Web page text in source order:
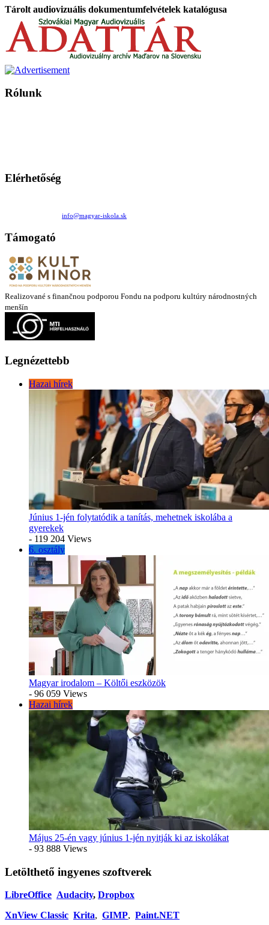
Tárolt audiovizuális dokumentumfelvételek katalógusa
Rólunk
Elérhetőség
info@magyar-iskola.sk
Támogató
Realizované s finančnou podporou Fondu na podporu kultúry národnostných
menšín
Legnézettebb
Hazai hírek
Június 1-jén folytatódik a tanítás, mehetnek iskolába a
gyerekek
- 119 204 Views
6. osztály
Magyar irodalom – Költői eszközök
- 96 059 Views
Hazai hírek
Május 25-én vagy június 1-jén nyitják ki az iskolákat
- 93 888 Views
Letölthető ingyenes szoftverek
LibreOffice Audacity, Dropbox
XnView Classic Krita, GIMP, Paint.NET